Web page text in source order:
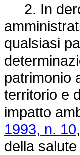
2. In
qualsiasi
patrimonio
territorio e
impatto
1993, n. 10
della